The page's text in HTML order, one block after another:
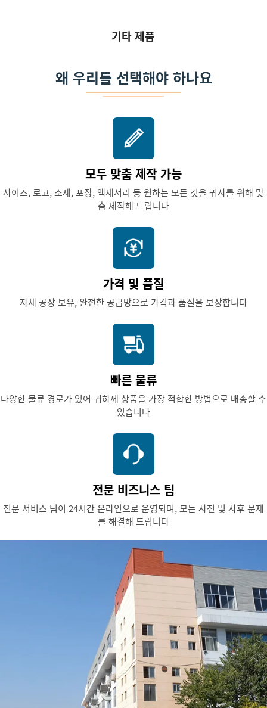
기타 제품
왜 우리를 선택해야 하나요
모두 맞춤 제작 가능
사이즈, 로고, 소재, 포장, 액세서리 등 원하는 모든 것을 귀사를 위해 맞
춤 제작해 드립니다
가격 및 품질
자체 공장 보유, 완전한 공급망으로 가격과 품질을 보장합니다
빠른 물류
다양한 물류 경로가 있어 귀하께 상품을 가장 적합한 방법으로 배송할 수
있습니다
전문 비즈니스 팀
전문 서비스 팀이 24시간 온라인으로 운영되며, 모든 사전 및 사후 문제
를 해결해 드립니다